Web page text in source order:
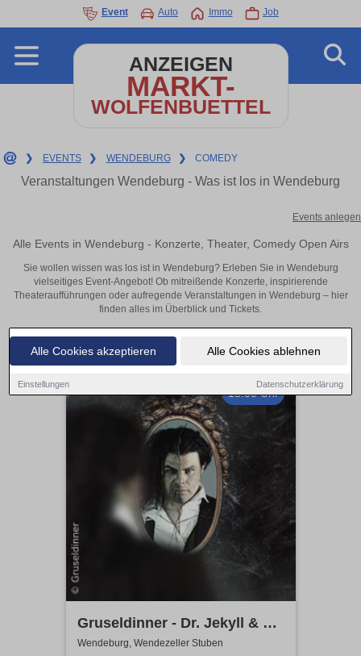
Alle Cookies akzeptieren Alle Cookies ablehnen
Einstellungen Datenschutzerklärung
Event Auto Immo Job
ANZEIGEN
MARKT-
WOLFENBUETTEL
❯ EVENTS ❯ WENDEBURG ❯ COMEDY
Veranstaltungen Wendeburg - Was ist los in Wendeburg
Events anlegen
Alle Events in Wendeburg - Konzerte, Theater, Comedy Open Airs
Sie wollen wissen was los ist in Wendeburg? Erleben Sie in Wendeburg
vielseitiges Event-Angebot! Ob mitreißende Konzerte, inspirierende
Theateraufführungen oder aufregende Veranstaltungen in Wendeburg – hier
finden alles im Überblick und Tickets.
18:00 Uhr
Gruseldinner - Dr. Jekyll & Mr.
Hyde
Wendeburg, Wendezeller Stuben